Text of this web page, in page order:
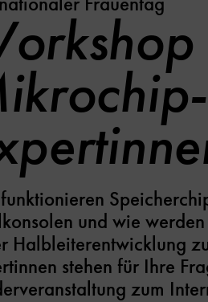
und wie
Halbleiterentwicklung
stehen für Ihre
zum